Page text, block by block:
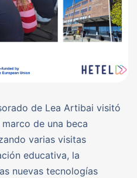
de Lea Artibai visitó
de una beca
varias visitas
educativa, la
nuevas tecnologías